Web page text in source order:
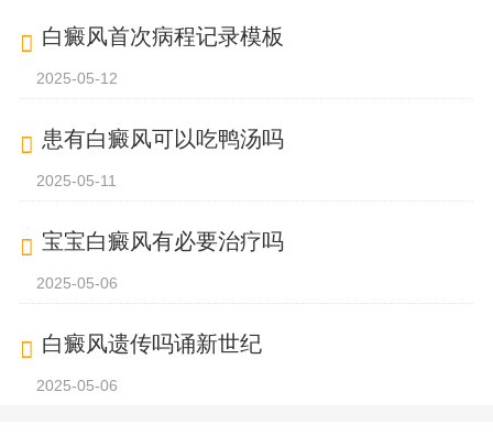
白癜风首次病程记录模板
2025-05-12
患有白癜风可以吃鸭汤吗
2025-05-11
宝宝白癜风有必要治疗吗
2025-05-06
白癜风遗传吗诵新世纪
2025-05-06